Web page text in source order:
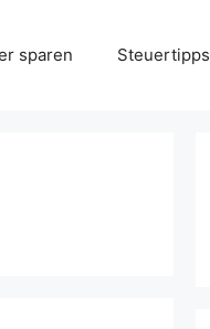
sparen Steuertipps